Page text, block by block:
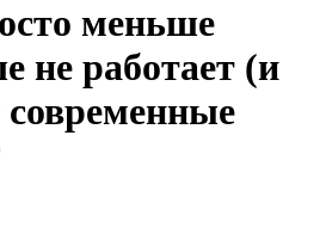
меньше
не работает (и